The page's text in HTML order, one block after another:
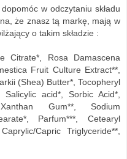
w odczytaniu składu
że znasz tą markę, mają w
o takim składzie :
Citrate*, Rosa Damascena
Fruit Culture Extract**,
(Shea) Butter*, Tocopheryl
acid*, Sorbic Acid*,
Gum**, Sodium
Parfum***, Cetearyl
Capric Triglyceride**,